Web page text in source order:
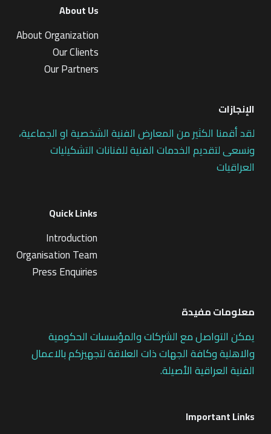
About Us
About Organization
Our Clients
Our Partners
الإنجازات
لقد أقمنا الكثير من المعارض الفنية الشخصية او الجماعية،
ونسعى لتقديم الخدمات الفنية للفنانات التشكيليات
العراقيات
Quick Links
Introduction
Organisation Team
Press Enquiries
معلومات مفيدة
يمكن التواصل مع الشركات والمؤسسات الحكومية
والاهلية وكافة الجهات ذات العلاقة لتجهيزكم بالاعمال
الفنية العراقية الأصيلة.
Important Links